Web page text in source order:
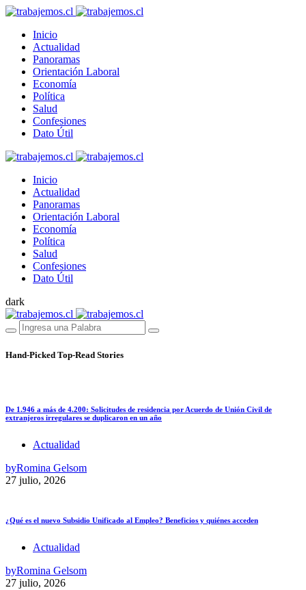
Inicio
Actualidad
Panoramas
Orientación Laboral
Economía
Política
Salud
Confesiones
Dato Útil
Inicio
Actualidad
Panoramas
Orientación Laboral
Economía
Política
Salud
Confesiones
Dato Útil
dark
Hand-Picked Top-Read Stories
De 1.946 a más de 4.200: Solicitudes de residencia por Acuerdo de Unión Civil de
extranjeros irregulares se duplicaron en un año
Actualidad
byRomina Gelsom
27 julio, 2026
¿Qué es el nuevo Subsidio Unificado al Empleo? Beneficios y quiénes acceden
Actualidad
byRomina Gelsom
27 julio, 2026